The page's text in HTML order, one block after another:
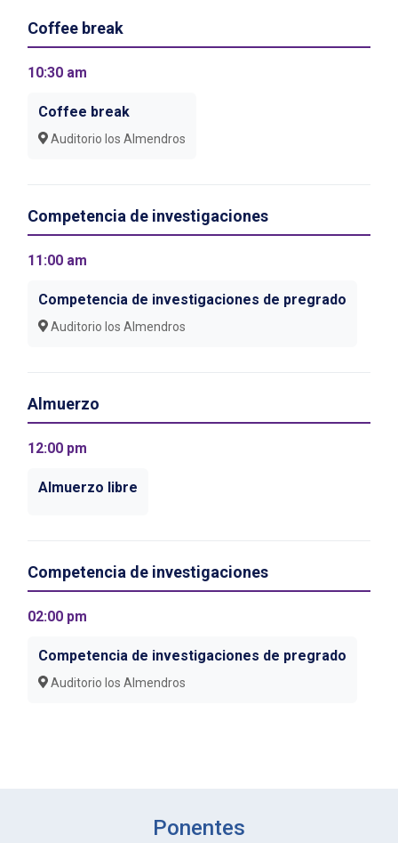
Coffee break
10:30 am
Coffee break
Auditorio los Almendros
Competencia de investigaciones
11:00 am
Competencia de investigaciones de pregrado
Auditorio los Almendros
Almuerzo
12:00 pm
Almuerzo libre
Competencia de investigaciones
02:00 pm
Competencia de investigaciones de pregrado
Auditorio los Almendros
Ponentes